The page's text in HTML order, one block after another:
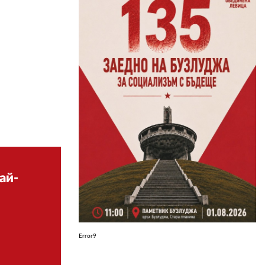
Error9
АВТОРИ
РЕДАКЦИЯ
РЕКЛАМА
АБОНАМЕНТ
УСЛОВИЯ ЗА ПОЛЗВАНЕ
ПОЛИТИКА ЗА БИСКВИТКИТЕ
ПОЛИТИКАТА ЗА